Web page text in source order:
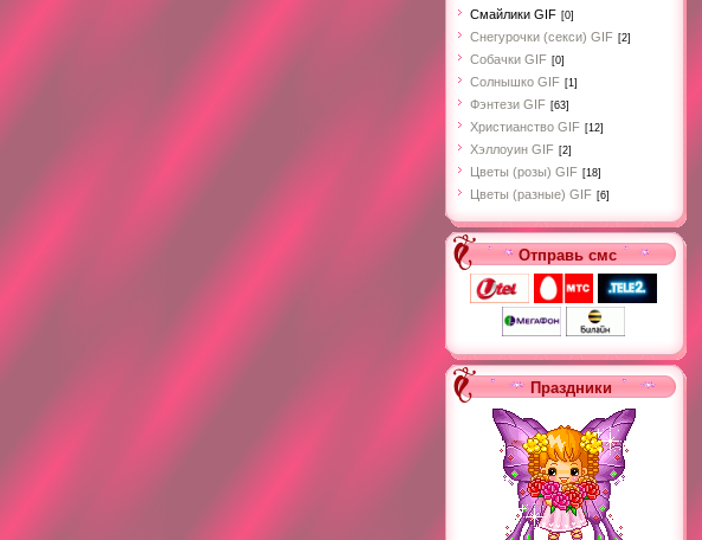
Смайлики GIF [0]
Снегурочки (секси) GIF [2]
Собачки GIF [0]
Cолнышко GIF [1]
Фэнтези GIF [63]
Христианство GIF [12]
Хэллоуин GIF [2]
Цветы (розы) GIF [18]
Цветы (разные) GIF [6]
Отправь смс
Праздники